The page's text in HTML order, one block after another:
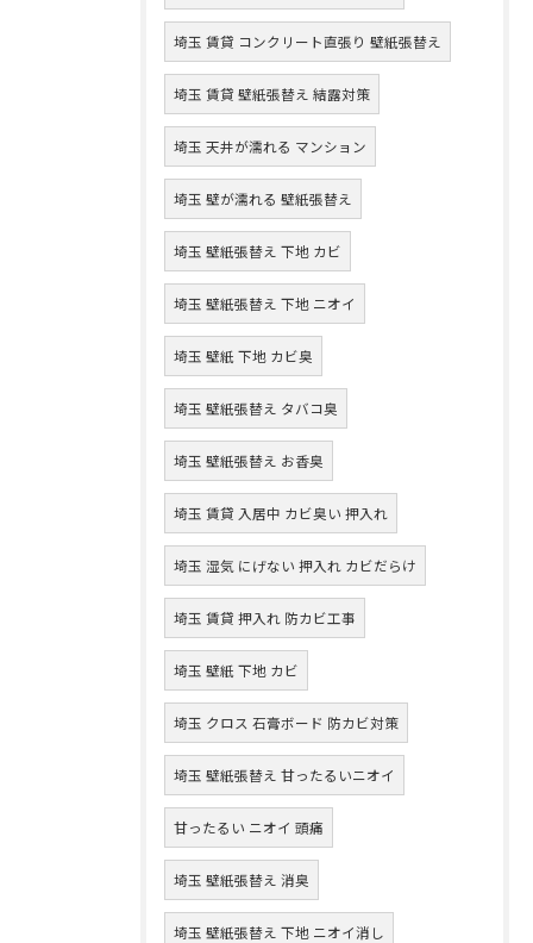
埼玉 賃貸 コンクリート直張り 壁紙張替え
埼玉 賃貸 壁紙張替え 結露対策
埼玉 天井が濡れる マンション
埼玉 壁が濡れる 壁紙張替え
埼玉 壁紙張替え 下地 カビ
埼玉 壁紙張替え 下地 ニオイ
埼玉 壁紙 下地 カビ臭
埼玉 壁紙張替え タバコ臭
埼玉 壁紙張替え お香臭
埼玉 賃貸 入居中 カビ臭い 押入れ
埼玉 湿気 にげない 押入れ カビだらけ
埼玉 賃貸 押入れ 防カビ工事
埼玉 壁紙 下地 カビ
埼玉 クロス 石膏ボード 防カビ対策
埼玉 壁紙張替え 甘ったるいニオイ
甘ったるい ニオイ 頭痛
埼玉 壁紙張替え 消臭
埼玉 壁紙張替え 下地 ニオイ消し